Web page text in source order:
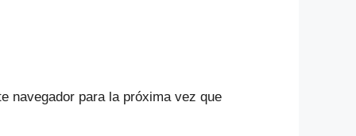
navegador para la próxima vez que